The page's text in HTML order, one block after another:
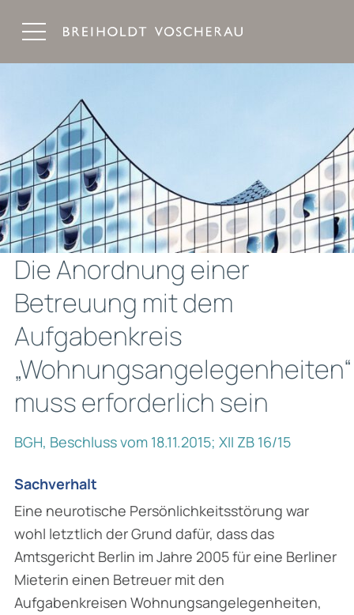
Die Anordnung einer
Betreuung mit dem
Aufgabenkreis
„Wohnungsangelegenheiten“
muss erforderlich sein
BGH, Beschluss vom 18.11.2015; XII ZB 16/15
Sachverhalt
Eine neurotische Persönlichkeitsstörung war
wohl letztlich der Grund dafür, dass das
Amtsgericht Berlin im Jahre 2005 für eine Berliner
Mieterin einen Betreuer mit den
Aufgabenkreisen Wohnungsangelegenheiten,